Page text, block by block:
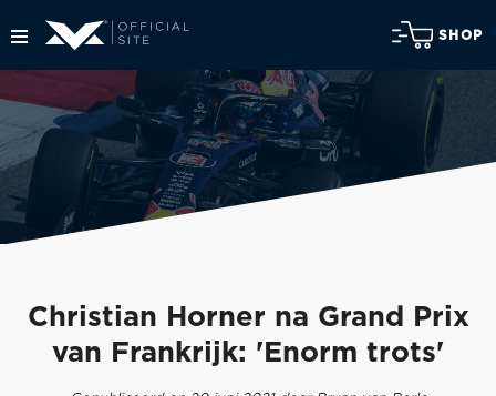
SHOP
Christian Horner na Grand Prix
van Frankrijk: 'Enorm trots'